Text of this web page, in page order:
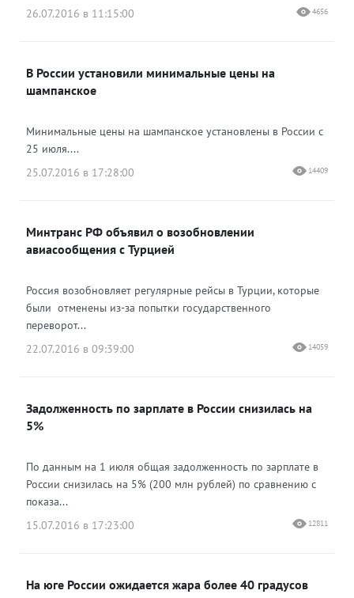
26.07.2016 в 11:15:00
4656
В России установили минимальные цены на
шампанское
Минимальные цены на шампанское установлены в России с
25 июля....
25.07.2016 в 17:28:00
14409
Минтранс РФ объявил о возобновлении
авиасообщения с Турцией
Россия возобновляет регулярные рейсы в Турции, которые
были отменены из-за попытки государственного
переворот...
22.07.2016 в 09:39:00
14059
Задолженность по зарплате в России снизилась на
5%
По данным на 1 июля общая задолженность по зарплате в
России снизилась на 5% (200 млн рублей) по сравнению с
показа...
15.07.2016 в 17:23:00
12811
На юге России ожидается жара более 40 градусов